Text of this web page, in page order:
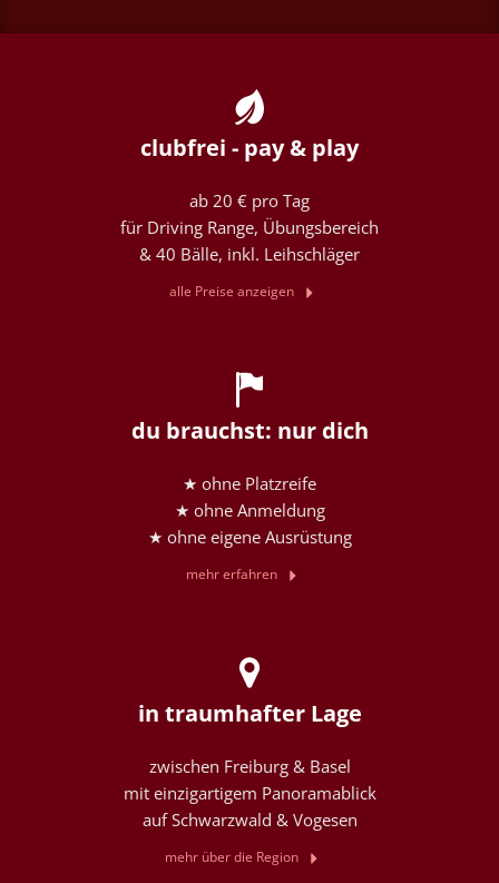
clubfrei - pay & play
ab 20 € pro Tag
für Driving Range, Übungsbereich
& 40 Bälle, inkl. Leihschläger
alle Preise anzeigen
du brauchst: nur dich
★ ohne Platzreife
★ ohne Anmeldung
★ ohne eigene Ausrüstung
mehr erfahren
in traumhafter Lage
zwischen Freiburg & Basel
mit einzigartigem Panoramablick
auf Schwarzwald & Vogesen
mehr über die Region